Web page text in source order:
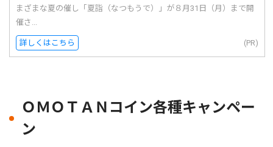
まざまな夏の催し「夏詣（なつもうで）」が８月31日（月）まで開
催さ...
詳しくはこちら (PR)
ＯＭＯＴＡＮコイン各種キャンペー
ン